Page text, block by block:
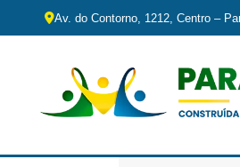
Av. do Contorno, 1212, Centro –